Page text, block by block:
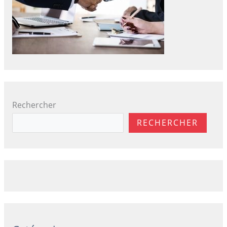
Rechercher
RECHERCHER